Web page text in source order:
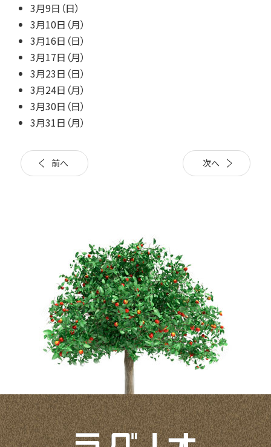
3月9日（日）
3月10日（月）
3月16日（日）
3月17日（月）
3月23日（日）
3月24日（月）
3月30日（日）
3月31日（月）
前へ 次へ